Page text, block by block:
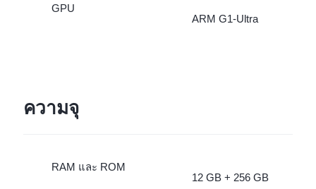
GPU
ARM G1-Ultra
ความจุ
RAM และ ROM
12 GB + 256 GB